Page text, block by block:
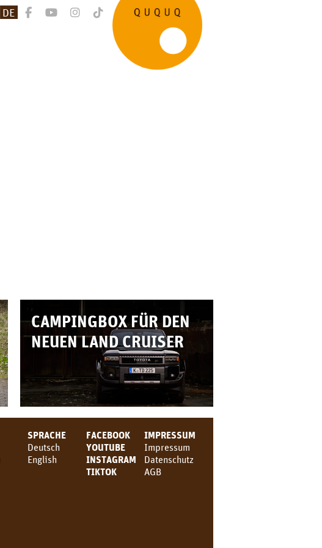
DE
CAMPINGBOX FÜR DEN
NEUEN LAND CRUISER
SPRACHE
Deutsch
English
FACEBOOK
YOUTUBE
INSTAGRAM
TIKTOK
IMPRESSUM
Impressum
Datenschutz
AGB